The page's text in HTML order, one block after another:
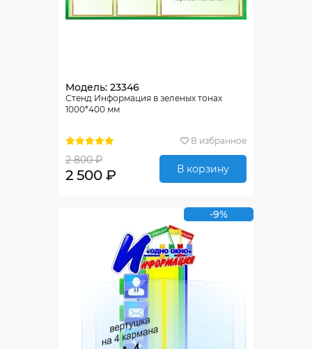
Модель: 23346
Стенд Информация в зеленых тонах
1000*400 мм
В избранное
2 800 ₽
2 500 ₽ В корзину
-9%